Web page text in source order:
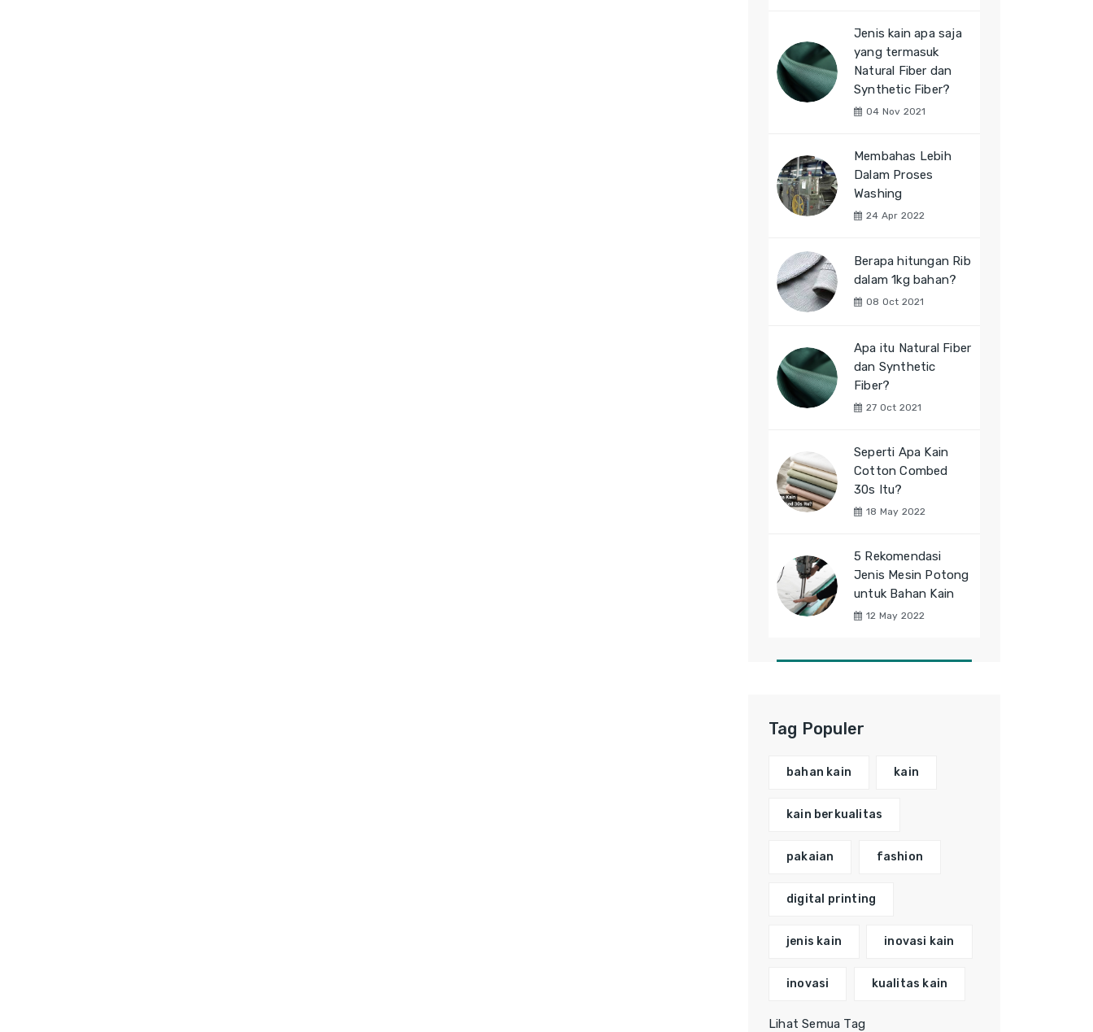
Jenis kain apa saja
yang termasuk
Natural Fiber dan
Synthetic Fiber?
04 Nov 2021
Membahas Lebih
Dalam Proses
Washing
24 Apr 2022
Berapa hitungan Rib
dalam 1kg bahan?
08 Oct 2021
Apa itu Natural Fiber
dan Synthetic
Fiber?
27 Oct 2021
Seperti Apa Kain
Cotton Combed
30s Itu?
18 May 2022
5 Rekomendasi
Jenis Mesin Potong
untuk Bahan Kain
12 May 2022
Tag Populer
bahan kain kain
kain berkualitas
pakaian fashion
digital printing
jenis kain inovasi kain
inovasi kualitas kain
Lihat Semua Tag